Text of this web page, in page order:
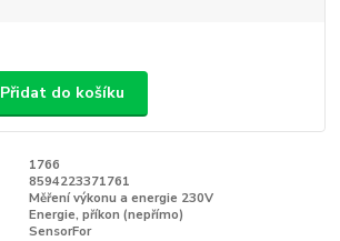
Přidat do košíku
1766
8594223371761
Měření výkonu a energie 230V
Energie, příkon (nepřímo)
SensorFor